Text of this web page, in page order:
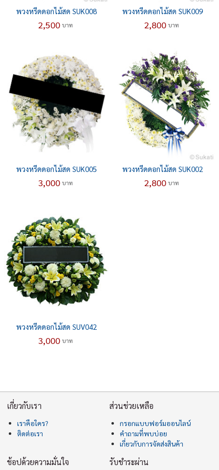
พวงหรีดดอกไม้สด SUK008
2,500 บาท
พวงหรีดดอกไม้สด SUK009
2,800 บาท
พวงหรีดดอกไม้สด SUK005
3,000 บาท
พวงหรีดดอกไม้สด SUK002
2,800 บาท
พวงหรีดดอกไม้สด SUV042
3,000 บาท
เกี่ยวกับเรา
เราคือใคร?
ติดต่อเรา
ส่วนช่วยเหลือ
กรอกแบบฟอร์มออนไลน์
คำถามที่พบบ่อย
เกี่ยวกับการจัดส่งสินค้า
ช้อปด้วยความมั่นใจ รับชำระผ่าน